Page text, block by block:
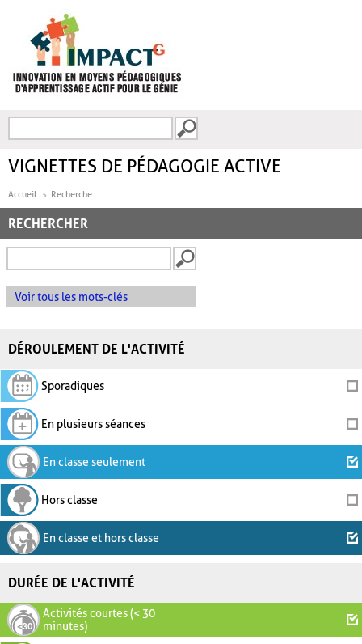
FORMULAIRE DE
VIGNETTES DE PÉDAGOGIE ACTIVE
Accueil Recherche
RECHERCHER
Voir tous les mots-clés
DÉROULEMENT DE L'ACTIVITÉ
Sporadiques
En plusieurs séances
En classe seulement
Hors classe
En classe et hors classe
DURÉE DE L'ACTIVITÉ
Activités courtes (< 30
minutes)